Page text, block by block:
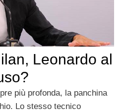
Leonardo al
più profonda, la panchina
Lo stesso tecnico